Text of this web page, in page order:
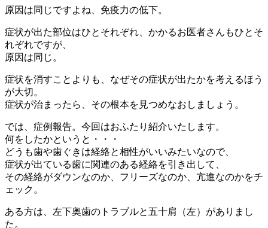
原因は同じですよね、免疫力の低下。
症状が出た部位はひとそれぞれ、かかるお医者さんもひとそ
れぞれですが、
原因は同じ。
症状を消すことよりも、なぜその症状が出たかを考えるほう
が大切。
症状が治まったら、その根本を見つめなおしましょう。
では、症例報告。今回はおふたり紹介いたします。
何をしたかというと・・・
どうも歯や歯ぐきは経絡と相性がいいみたいなので、
症状が出ている歯に関連のある経絡を引き出して、
その経絡がダウンなのか、フリーズなのか、亢進なのかをチ
ェック。
ある方は、左下奥歯のトラブルと五十肩（左）がありまし
た。